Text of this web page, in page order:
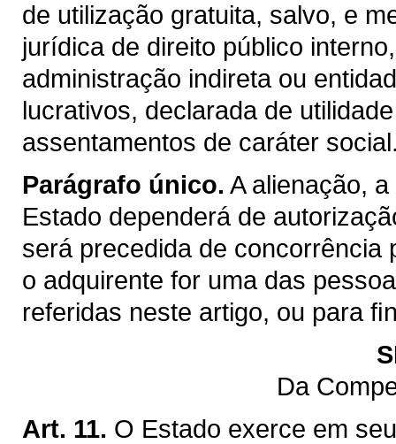
de utilização gratuita, salvo, e
jurídica de direito público
administração indireta ou
lucrativos, declarada de
assentamentos de caráter
Parágrafo único. A alienação,
Estado dependerá de
será precedida de concorrência
o adquirente for uma das
referidas neste artigo, ou para
Da
Art. 11. O Estado exerce em